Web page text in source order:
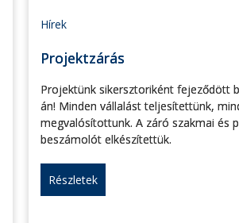
Hírek
Projektzárás
Projektünk sikersztoriként fejeződött
án! Minden vállalást teljesítettünk,
megvalósítottunk. A záró szakmai és
beszámolót elkészítettük.
Részletek